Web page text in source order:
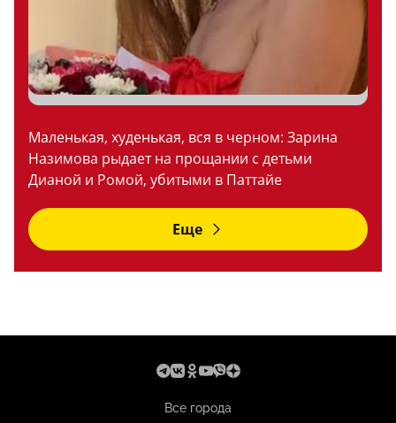
Маленькая, худенькая, вся в черном: Зарина
Назимова рыдает на прощании с детьми
Дианой и Ромой, убитыми в Паттайе
Еще
Все города